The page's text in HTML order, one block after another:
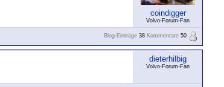
coindigger
Volvo-Forum-Fan
Blog-Einträge 38 Kommentare 50
dieterhilbig
Volvo-Forum-Fan